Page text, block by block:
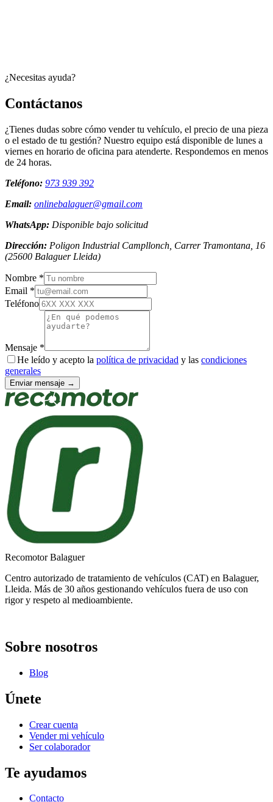
¿Necesitas ayuda?
Contáctanos
¿Tienes dudas sobre cómo vender tu vehículo, el precio de una pieza
o el estado de tu gestión? Nuestro equipo está disponible de lunes a
viernes en horario de oficina para atenderte. Respondemos en menos
de 24 horas.
Teléfono: 973 939 392
Email: onlinebalaguer@gmail.com
WhatsApp: Disponible bajo solicitud
Dirección: Poligon Industrial Campllonch, Carrer Tramontana, 16
(25600 Balaguer Lleida)
Nombre *
Email *
Teléfono
Mensaje *
He leído y acepto la política de privacidad y las condiciones
generales
Enviar mensaje →
Recomotor Balaguer
Centro autorizado de tratamiento de vehículos (CAT) en Balaguer,
Lleida. Más de 30 años gestionando vehículos fuera de uso con
rigor y respeto al medioambiente.
Sobre nosotros
Blog
Únete
Crear cuenta
Vender mi vehículo
Ser colaborador
Te ayudamos
Contacto